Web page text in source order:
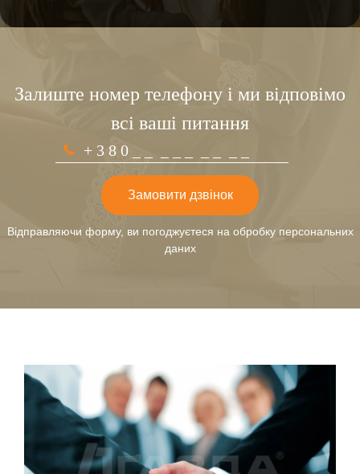
Залиште номер телефону і ми відповімо
всі ваші питання
Замовити дзвінок
Відправляючи форму, ви погоджуєтеся на обробку персональних
даних